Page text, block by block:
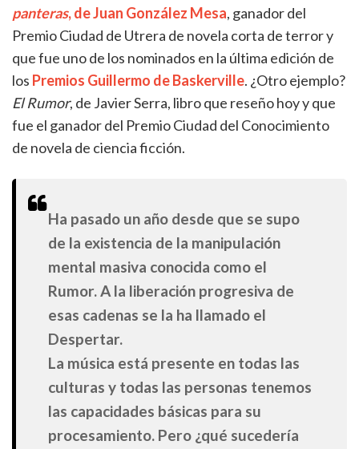
panteras, de Juan González Mesa, ganador del
Premio Ciudad de Utrera de novela corta de terror y
que fue uno de los nominados en la última edición de
los Premios Guillermo de Baskerville. ¿Otro ejemplo?
El Rumor, de Javier Serra, libro que reseño hoy y que
fue el ganador del Premio Ciudad del Conocimiento
de novela de ciencia ficción.
Ha pasado un año desde que se supo
de la existencia de la manipulación
mental masiva conocida como el
Rumor. A la liberación progresiva de
esas cadenas se la ha llamado el
Despertar.
La música está presente en todas las
culturas y todas las personas tenemos
las capacidades básicas para su
procesamiento. Pero ¿qué sucedería